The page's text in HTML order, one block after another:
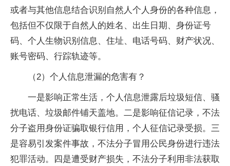
或者与其他信息结合识别自然人个人身份的各种信息，
包括但不仅限于自然人的姓名、出生日期、 身份证号
码、个人生物识别信息、住址、电话号码、财产状况、
账号密码、行踪轨迹等。
（2）个人信息泄漏的危害有？
一是影响正常生活，个人信息泄露后垃圾短信、骚
扰电话、垃圾邮件铺天盖地。二是影响征信记录，不法
分子盗用身份证骗取银行信用， 个人征信记录受损。三
是容易引发案件事故，不法分子冒用公民身份进行违法
犯罪活动。四是遭受财产损失，不法分子利用非法获取